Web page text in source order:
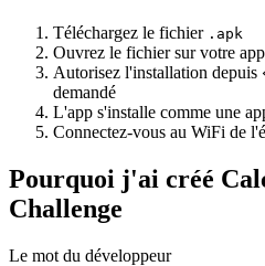
Téléchargez le fichier .apk
Ouvrez le fichier sur votre
Autorisez l'installation depuis
demandé
L'app s'installe comme une
Connectez-vous au WiFi de
Pourquoi j'ai créé
Challenge
Le mot du développeur